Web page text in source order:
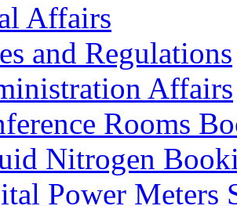
Affairs
and Regulations
Affairs
Rooms
Nitrogen
Power Meters